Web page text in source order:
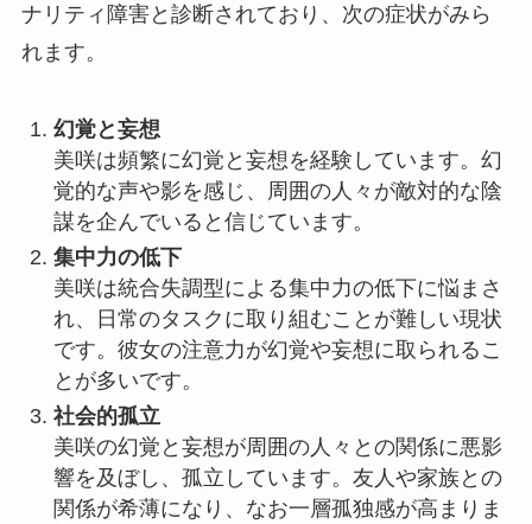
ナリティ障害と診断されており、次の症状がみら
れます。
幻覚と妄想
美咲は頻繁に幻覚と妄想を経験しています。幻
覚的な声や影を感じ、周囲の人々が敵対的な陰
謀を企んでいると信じています。
集中力の低下
美咲は統合失調型による集中力の低下に悩まさ
れ、日常のタスクに取り組むことが難しい現状
です。彼女の注意力が幻覚や妄想に取られるこ
とが多いです。
社会的孤立
美咲の幻覚と妄想が周囲の人々との関係に悪影
響を及ぼし、孤立しています。友人や家族との
関係が希薄になり、なお一層孤独感が高まりま